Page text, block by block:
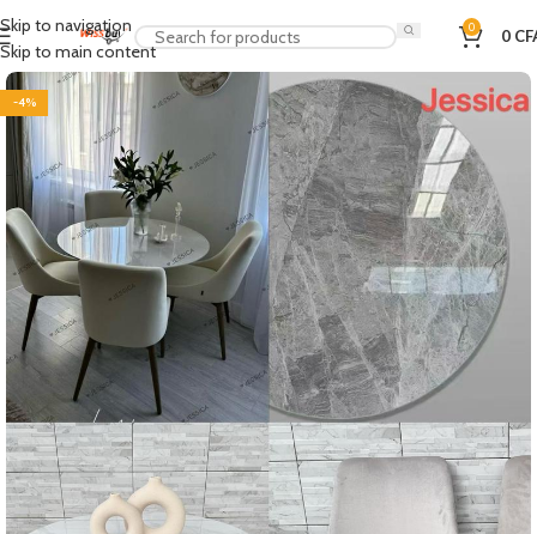
Skip to navigation
Skip to main content
0 0
-4%